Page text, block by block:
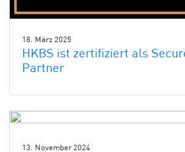
18. März 2025
HKBS ist zertifiziert als
Partner
13. November 2024